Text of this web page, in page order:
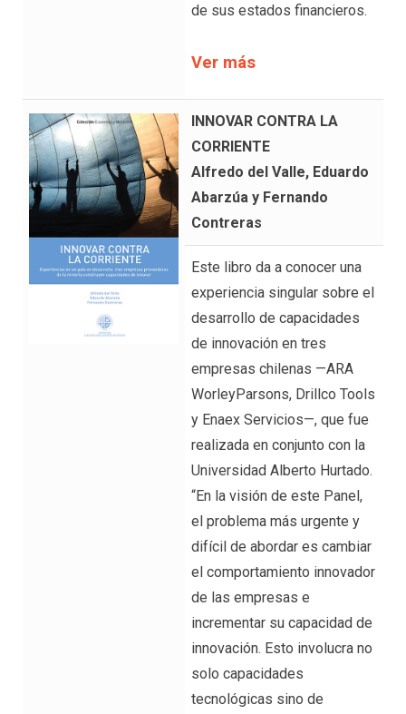
de sus estados financieros.
Ver más
INNOVAR CONTRA LA
CORRIENTE
Alfredo del Valle, Eduardo
Abarzúa y Fernando
Contreras
Este libro da a conocer una
experiencia singular sobre el
desarrollo de capacidades
de innovación en tres
empresas chilenas —ARA
WorleyParsons, Drillco Tools
y Enaex Servicios—, que fue
realizada en conjunto con la
Universidad Alberto Hurtado.
“En la visión de este Panel,
el problema más urgente y
difícil de abordar es cambiar
el comportamiento innovador
de las empresas e
incrementar su capacidad de
innovación. Esto involucra no
solo capacidades
tecnológicas sino de